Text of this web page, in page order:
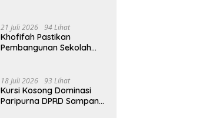
Kekerasan Seksual Anak
21 Juli 2026 94 Lihat
Khofifah Pastikan
Pembangunan Sekolah
Indonesia Emas
18 Juli 2026 93 Lihat
Kursi Kosong Dominasi
Paripurna DPRD Sampang,